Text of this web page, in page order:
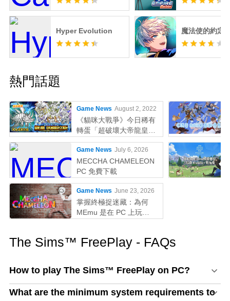
Hyper Evolution 魔法使的約定
熱門話題
Game News August 2, 2022
《貓咪大戰爭》今日稀有
轉蛋「超破壞大帝龍皇因
佩拉斯」系列新角色登場
Game News July 6, 2026
MECCHA CHAMELEON
PC 免費下載
Game News June 23, 2026
掌握終極捉迷藏：為何
MEmu 是在 PC 上玩
The Sims™ FreePlay - FAQs
How to play The Sims™ FreePlay on PC?
What are the minimum system requirements to